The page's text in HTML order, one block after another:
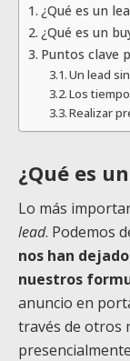
¿Qué es un
¿Qué es un
Puntos clave
Un lead
Los
Realizar
¿Qué es un
Lo más
lead. Podemos
nos han
nuestros
anuncio en
través de otros